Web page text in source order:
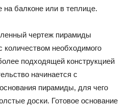
на балконе или в теплице.
чертеж пирамиды
количеством необходимого
подходящей конструкцией
начинается с
пирамиды, для чего
доски. Готовое основание